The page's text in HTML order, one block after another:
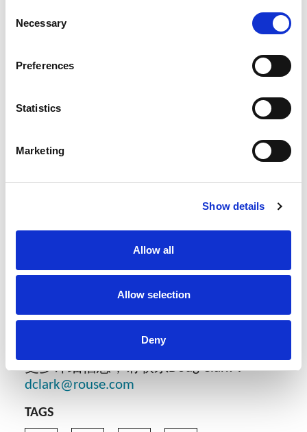
Selection
Necessary
Preferences
Statistics
Marketing
Show details
Allow all
Allow selection
Deny
作出了裁决，中国内地法院可以基于仲
裁庭裁决的有效性与公共政策相悖而拒
题，其中包括：
关，当事人可起草一份条约，使仲裁
庭决定应支付的金额，他们已考虑到
仲裁庭对于侵权和有效性的看法，，
但这不是对侵权或有效性的最终裁
定应付金额。在这种情况下，当事人
以确保作出的裁决达到最低要求，并
但当事人应该注意，中国内地的很多公
出的裁决在中国内地无法执行，也可以
在香港或其他管辖区执行。
更多详细信息，请联系Doug Clark：
dclark@rouse.com
TAGS